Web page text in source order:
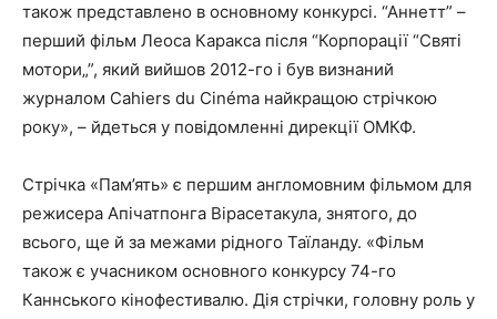
також представлено в основному конкурсі. “Аннетт” –
перший фільм Леоса Каракса після “Корпорації “Святі
мотори„”, який вийшов 2012-го і був визнаний
журналом Cahiers du Cinéma найкращою стрічкою
року», – йдеться у повідомленні дирекції ОМКФ.
Стрічка «Пам’ять» є першим англомовним фільмом для
режисера Апічатпонга Вірасетакула, знятого, до
всього, ще й за межами рідного Таїланду. «Фільм
також є учасником основного конкурсу 74-го
Каннського кінофестивалю. Дія стрічки, головну роль у